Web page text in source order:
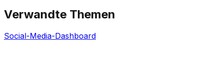
Verwandte Themen
Social-Media-Dashboard